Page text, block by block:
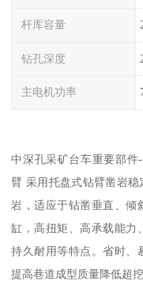
杆库容量
钻孔深度
主电机功率
中深孔采矿台车重要部
臂 采用托盘式钻臂凿岩
岩，适应于钻凿垂直、倾
缸，高扭矩、高承载能力
持久耐用等特点。省时、
提高巷道成型质量降低超